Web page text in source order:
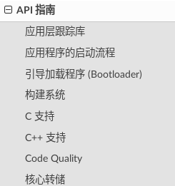
API 指南
应用层跟踪库
应用程序的启动流程
引导加载程序 (Bootloader)
构建系统
C 支持
C++ 支持
Code Quality
核心转储